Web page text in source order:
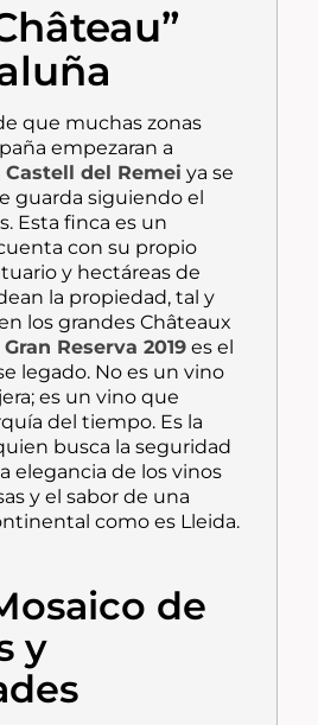
que muchas zonas
empezaran a
Castell del Remei ya se
guarda siguiendo el
Esta finca es un
con su propio
y hectáreas de
la propiedad, tal y
los grandesChâteaux
Gran Reserva 2019 es el
legado. No es un vino
es un vino que
del tiempo. Es la
busca la seguridad
elegancia de los vinos
y el sabor de una
como es Lleida.
de
y